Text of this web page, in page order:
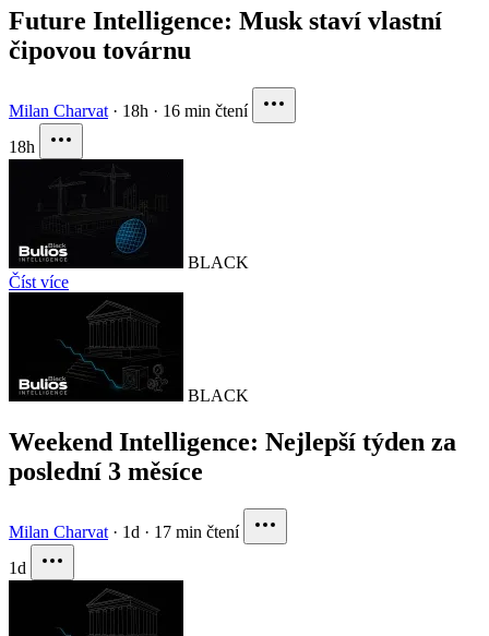
Future Intelligence: Musk staví vlastní
čipovou továrnu
Milan Charvat · 18h · 16 min čtení
18h
BLACK
Číst více
BLACK
Weekend Intelligence: Nejlepší týden za
poslední 3 měsíce
Milan Charvat · 1d · 17 min čtení
1d